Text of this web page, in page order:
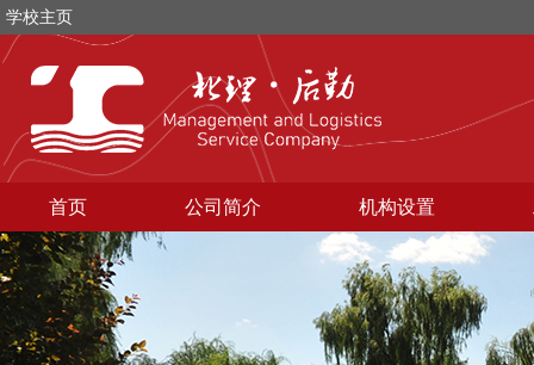
学校主页
首页 公司简介 机构设置